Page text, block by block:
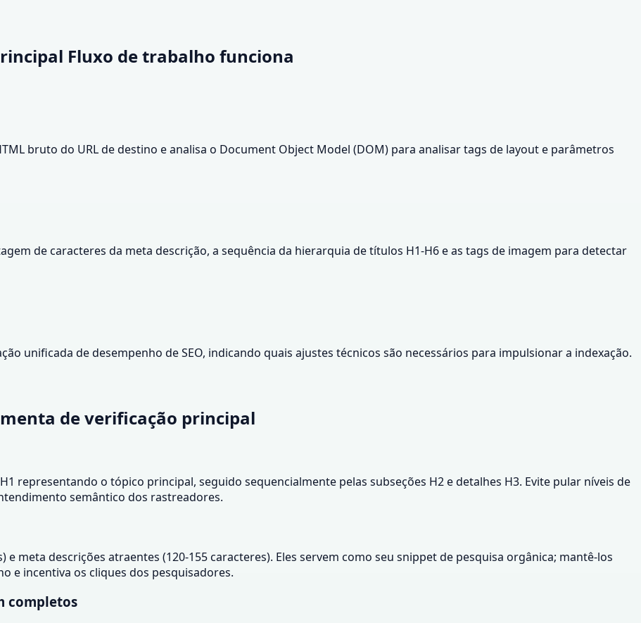
Fluxo de trabalho funciona
bruto do URL de destino e analisa o Document Object Model (DOM) para analisar tags de layout e parâmetros
de caracteres da meta descrição, a sequência da hierarquia de títulos H1-H6 e as tags de imagem para detectar
unificada de desempenho de SEO, indicando quais ajustes técnicos são necessários para impulsionar a indexação.
de verificação principal
representando o tópico principal, seguido sequencialmente pelas subseções H2 e detalhes H3. Evite pular níveis de
semântico dos rastreadores.
meta descrições atraentes (120-155 caracteres). Eles servem como seu snippet de pesquisa orgânica; mantê-los
e incentiva os cliques dos pesquisadores.
completos